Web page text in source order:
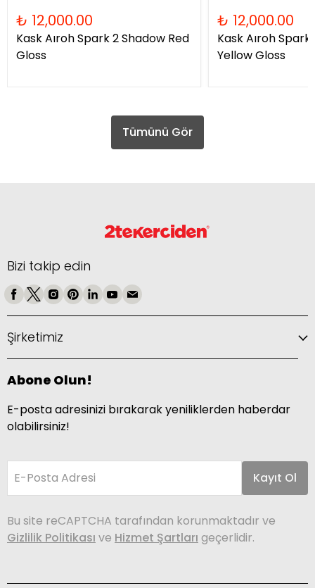
₺ 12,000.00
Kask Aıroh Spark 2 Shadow Red
Gloss
₺ 12,000.00
Kask Aıroh
Yellow Gloss
Tümünü Gör
Bizi takip edin
Şirketimiz
Abone Olun!
E-posta adresinizi bırakarak yeniliklerden haberdar
olabilirsiniz!
E-Posta Adresi Kayıt Ol
Bu site reCAPTCHA tarafından korunmaktadır ve
Gizlilik Politikası ve Hizmet Şartları geçerlidir.